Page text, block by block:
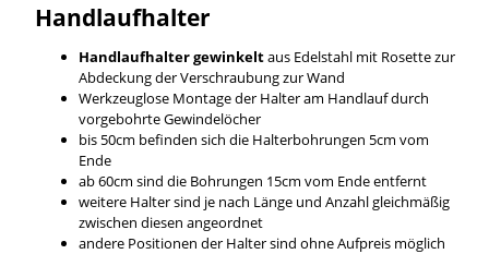
Handlaufhalter
Handlaufhalter gewinkeltaus Edelstahl mit Rosette zur
Abdeckung der Verschraubung zur Wand
Werkzeuglose Montage der Halter am Handlauf durch
vorgebohrte Gewindelöcher
bis 50cm befinden sich die Halterbohrungen 5cm vom
Ende
ab 60cm sind die Bohrungen 15cm vom Ende entfernt
weitere Halter sind je nach Länge und Anzahl gleichmäßig
zwischen diesen angeordnet
andere Positionen der Halter sind ohne Aufpreis möglich